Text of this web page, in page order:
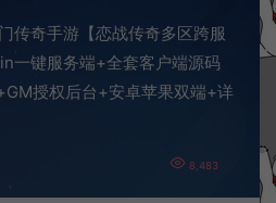
传奇手游【恋战传奇多区跨服
一键服务端+全套客户端源码
授权后台+安卓苹果双端+详
8,483